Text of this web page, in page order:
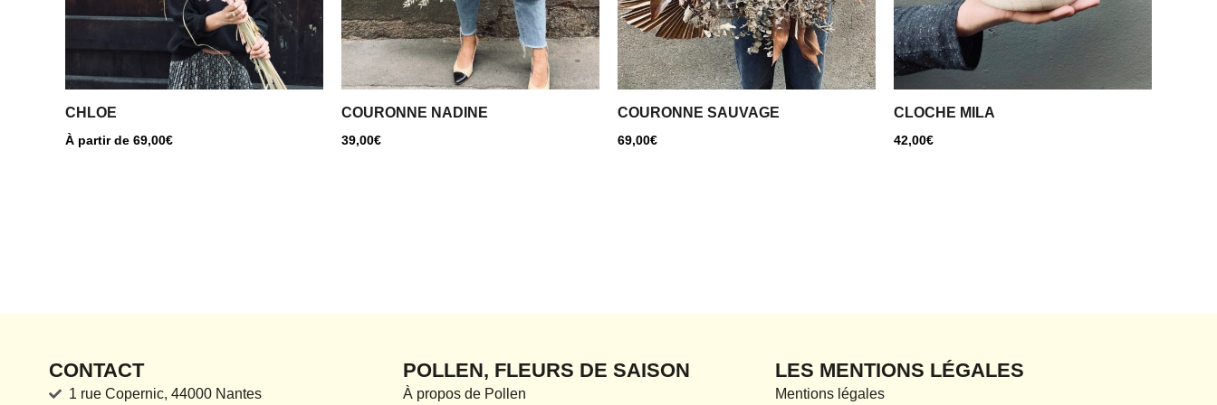
CHLOE
À partir de 69,00€
sur
du
COURONNE NADINE
39,00€
COURONNE SAUVAGE
69,00€
CLOCHE MILA
42,00€
CONTACT
1 rue Copernic, 44000 Nantes
POLLEN, FLEURS DE SAISON
À propos de Pollen
LES MENTIONS LÉGALES
Mentions légales